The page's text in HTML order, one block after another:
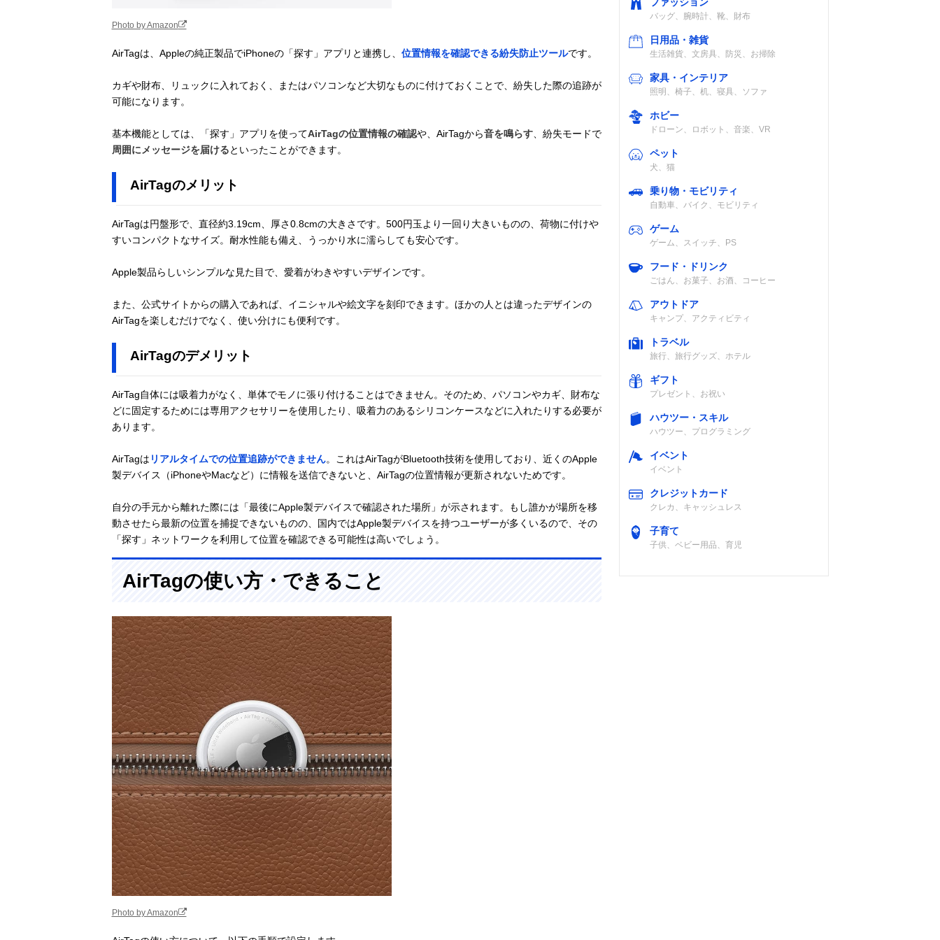
Photo by Amazon
AirTagは、Appleの純正製品でiPhoneの「探す」アプリと連携し、 位置情報を確認できる紛失防止ツールです。
カギや財布、リュックに入れておく、またはパソコンなど大切なものに付けておくことで、紛失した際の追跡が
可能になります。
基本機能としては、「探す」アプリを使ってAirTagの位置情報の確認や、AirTagから音を鳴らす、紛失モードで
周囲にメッセージを届けるといったことができます。
AirTagのメリット
AirTagは円盤形で、直径約3.19cm、厚さ0.8cmの大きさです。500円玉より一回り大きいものの、荷物に付けや
すいコンパクトなサイズ。耐水性能も備え、うっかり水に濡らしても安心です。
Apple製品らしいシンプルな見た目で、愛着がわきやすいデザインです。
また、公式サイトからの購入であれば、イニシャルや絵文字を刻印できます。ほかの人とは違ったデザインの
AirTagを楽しむだけでなく、使い分けにも便利です。
AirTagのデメリット
AirTag自体には吸着力がなく、単体でモノに張り付けることはできません。そのため、パソコンやカギ、財布な
どに固定するためには専用アクセサリーを使用したり、吸着力のあるシリコンケースなどに入れたりする必要が
あります。
AirTagは リアルタイムでの位置追跡ができません。これはAirTagがBluetooth技術を使用しており、近くのApple
製デバイス（iPhoneやMacなど）に情報を送信できないと、AirTagの位置情報が更新されないためです。
自分の手元から離れた際には「最後にApple製デバイスで確認された場所」が示されます。もし誰かが場所を移
動させたら最新の位置を捕捉できないものの、国内ではApple製デバイスを持つユーザーが多くいるので、その
「探す」ネットワークを利用して位置を確認できる可能性は高いでしょう。
AirTagの使い方・できること
Photo by Amazon
ファッション
バッグ、腕時計、靴、財布
日用品・雑貨
生活雑貨、文房具、防災、お掃除
家具・インテリア
照明、椅子、机、寝具、ソファ
ホビー
ドローン、ロボット、音楽、VR
ペット
犬、猫
乗り物・モビリティ
自動車、バイク、モビリティ
ゲーム
ゲーム、スイッチ、PS
フード・ドリンク
ごはん、お菓子、お酒、コーヒー
アウトドア
キャンプ、アクティビティ
トラベル
旅行、旅行グッズ、ホテル
ギフト
プレゼント、お祝い
ハウツー・スキル
ハウツー、プログラミング
イベント
イベント
クレジットカード
クレカ、キャッシュレス
子育て
子供、ベビー用品、育児